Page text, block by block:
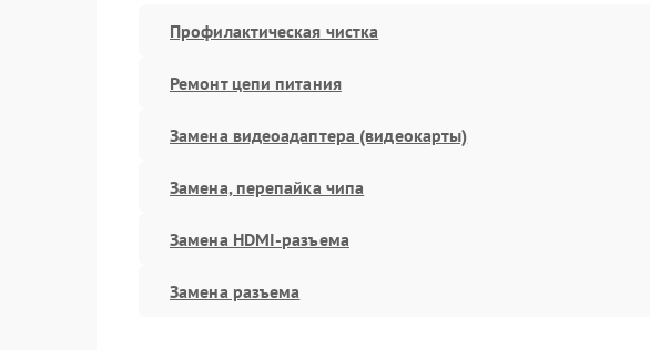
Профилактическая чистка
Ремонт цепи питания
Замена видеоадаптера (видеокарты)
Замена, перепайка чипа
Замена HDMI-разъема
Замена разъема